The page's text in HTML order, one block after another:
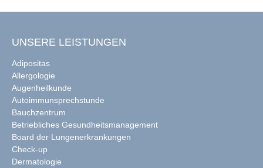
UNSERE LEISTUNGEN
Adipositas
Allergologie
Augenheilkunde
Autoimmunsprechstunde
Bauchzentrum
Betriebliches Gesundheitsmanagement
Board der Lungenerkrankungen
Check-up
Dermatologie